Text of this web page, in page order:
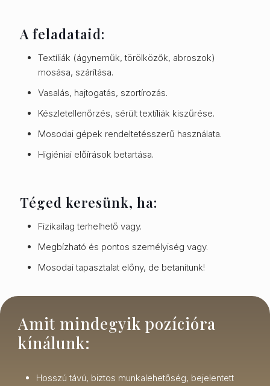
A feladataid:
Textíliák (ágyneműk, törölközők, abroszok)
mosása, szárítása.
Vasalás, hajtogatás, szortírozás.
Készletellenőrzés, sérült textíliák kiszűrése.
Mosodai gépek rendeltetésszerű használata.
Higiéniai előírások betartása.
Téged keresünk, ha:
Fizikailag terhelhető vagy.
Megbízható és pontos személyiség vagy.
Mosodai tapasztalat előny, de betanítunk!
Amit mindegyik pozícióra
kínálunk:
Hosszú távú, biztos munkalehetőség, bejelentett